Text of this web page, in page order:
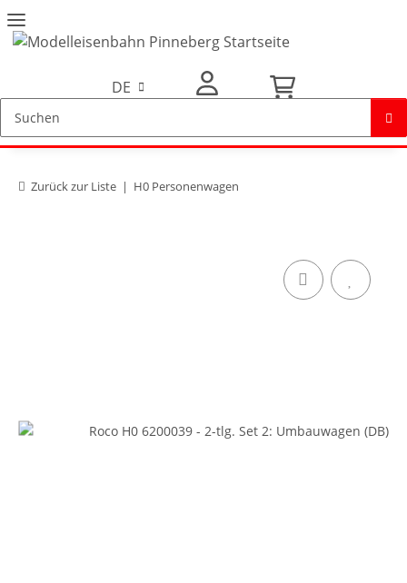
DE
Zurück zur Liste H0 Personenwagen